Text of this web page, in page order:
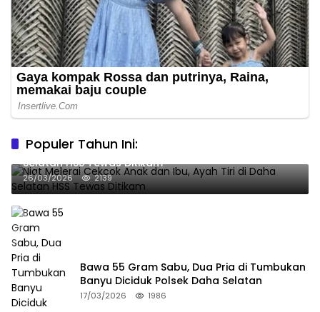
Populer Tahun Ini:
Niat Melerai Cekcok Anak dan Ibu, Ayah Tiri di Daha
Selatan HSS Tewas Ditikam
26/03/2026 2139
Bawa 55 Gram Sabu, Dua Pria di Tumbukan
Banyu Diciduk Polsek Daha Selatan
17/03/2026 1986